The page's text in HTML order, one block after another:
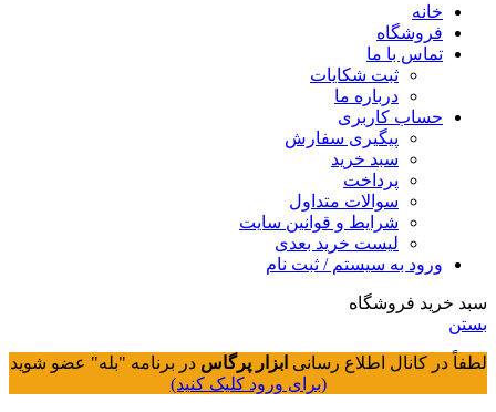
خانه
فروشگاه
تماس با ما
ثبت شکایات
درباره ما
حساب کاربری
پیگیری سفارش
سبد خرید
پرداخت
سوالات متداول
شرایط و قوانین سایت
لیست خرید بعدی
ورود به سیستم / ثبت نام
سبد خرید فروشگاه
بستن
لطفاً در کانال اطلاع رسانی ابزار پرگاس در برنامه "بله" عضو شوید
(برای ورود کلیک کنید)